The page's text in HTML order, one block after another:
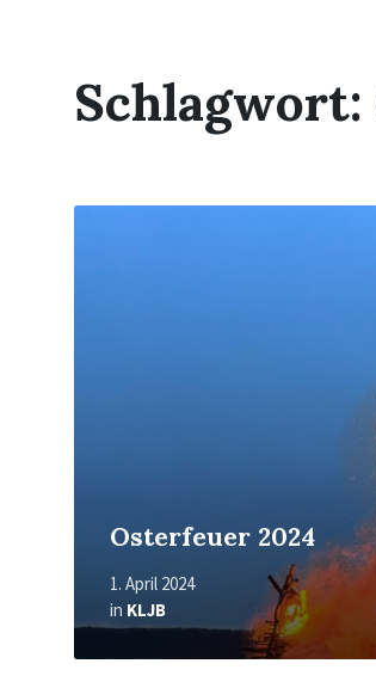
Schlagwort:
Osterfeuer 2024
1. April 2024
in KLJB
Mehr